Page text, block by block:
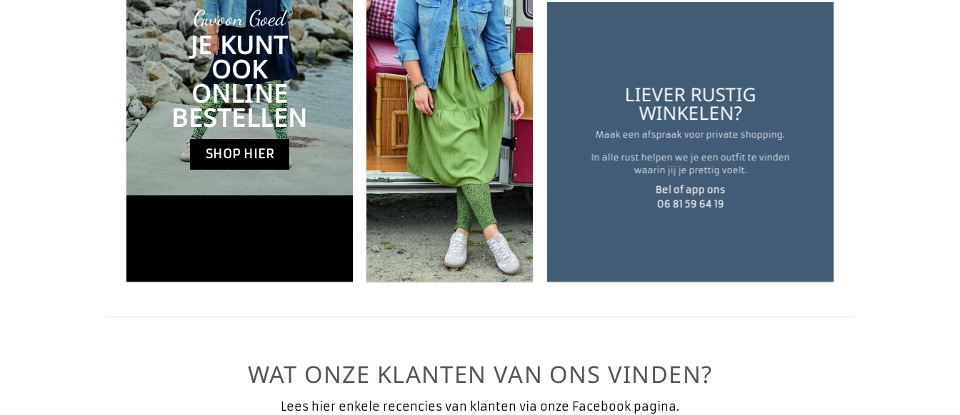
Gwoon Goed
JE KUNT
OOK
ONLINE
BESTELLEN
SHOP HIER
LIEVER RUSTIG
WINKELEN?
Maak een afspraak voor private shopping.
In alle rust helpen we je een outfit te vinden
waarin jij je prettig voelt.
Bel of app ons
06 81 59 64 19
WAT ONZE KLANTEN VAN ONS VINDEN?
Lees hier enkele recencies van klanten via onze Facebook pagina.